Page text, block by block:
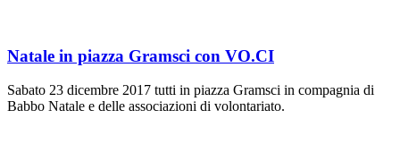
Natale in piazza Gramsci con VO.CI
Sabato 23 dicembre 2017 tutti in piazza Gramsci in compagnia di
Babbo Natale e delle associazioni di volontariato.